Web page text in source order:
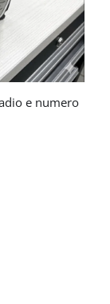
e numero